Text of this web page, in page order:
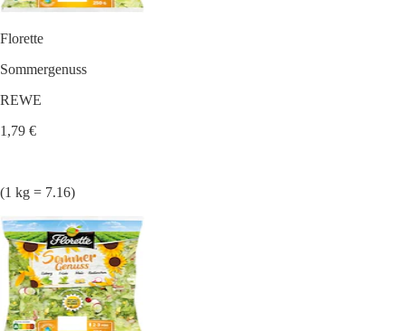
Florette
Sommergenuss
REWE
1,79 €
(1 kg = 7.16)